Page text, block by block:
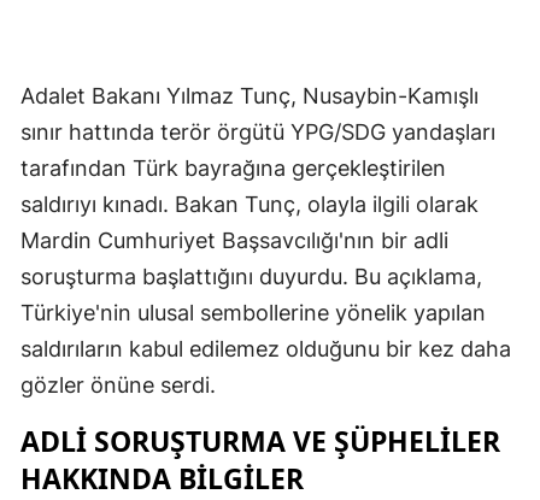
Adalet Bakanı Yılmaz Tunç, Nusaybin-Kamışlı
sınır hattında terör örgütü YPG/SDG yandaşları
tarafından Türk bayrağına gerçekleştirilen
saldırıyı kınadı. Bakan Tunç, olayla ilgili olarak
Mardin Cumhuriyet Başsavcılığı'nın bir adli
soruşturma başlattığını duyurdu. Bu açıklama,
Türkiye'nin ulusal sembollerine yönelik yapılan
saldırıların kabul edilemez olduğunu bir kez daha
gözler önüne serdi.
ADLI SORUŞTURMA VE ŞÜPHELILER
HAKKINDA BILGILER